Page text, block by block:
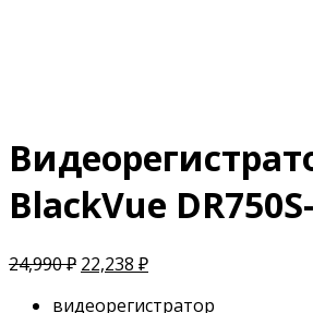
BlackVue
24,990₽ 22,238 ₽
видеорегистратор